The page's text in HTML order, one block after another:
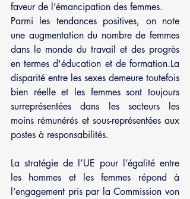
faveur de l’émancipation des femmes.
Parmi les tendances positives, on note
une augmentation du nombre de femmes
dans le monde du travail et des progrès
en termes d'éducation et de formation.La
disparité entre les sexes demeure toutefois
bien réelle et les femmes sont toujours
surreprésentées dans les secteurs les
moins rémunérés et sous-représentées aux
postes à responsabilités.
La stratégie de l’UE pour l’égalité entre
les hommes et les femmes répond à
l’engagement pris par la Commission von